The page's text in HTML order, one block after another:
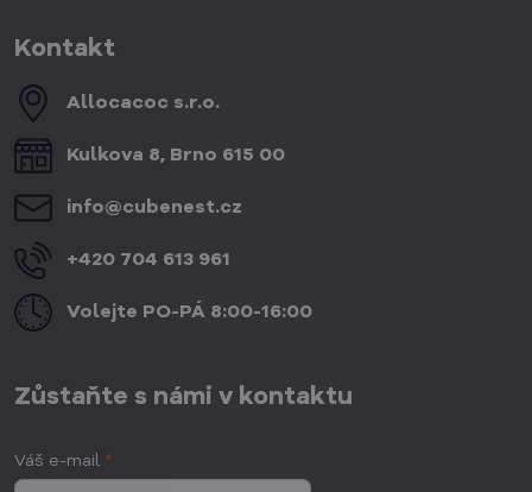
Kontakt
Allocacoc s​.r​.o​.
Kulkova 8, Brno 615 00
info​@cubenest​.cz
+420 704 613 961
Volejte PO-PÁ 8:00-16:00
Zůstaňte s námi v kontaktu
Váš e-mail *